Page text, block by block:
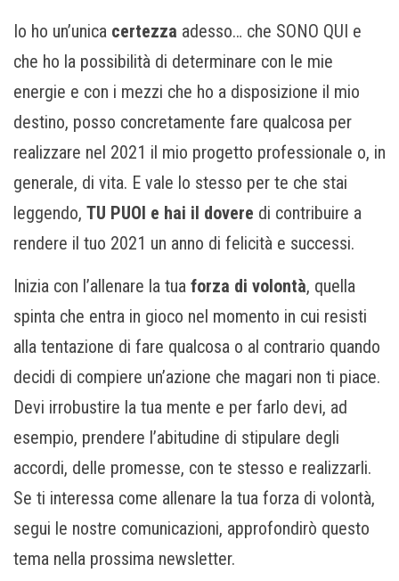
Io ho un’unica certezza adesso… che SONO QUI e
che ho la possibilità di determinare con le mie
energie e con i mezzi che ho a disposizione il mio
destino, posso concretamente fare qualcosa per
realizzare nel 2021 il mio progetto professionale o, in
generale, di vita. E vale lo stesso per te che stai
leggendo, TU PUOI e hai il dovere di contribuire a
rendere il tuo 2021 un anno di felicità e successi.
Inizia con l’allenare la tua forza di volontà, quella
spinta che entra in gioco nel momento in cui resisti
alla tentazione di fare qualcosa o al contrario quando
decidi di compiere un’azione che magari non ti piace.
Devi irrobustire la tua mente e per farlo devi, ad
esempio, prendere l’abitudine di stipulare degli
accordi, delle promesse, con te stesso e realizzarli.
Se ti interessa come allenare la tua forza di volontà,
segui le nostre comunicazioni, approfondirò questo
tema nella prossima newsletter.